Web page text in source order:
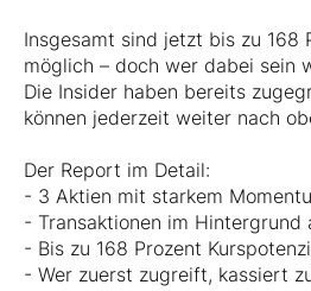
Insgesamt sind jetzt bis zu 168
möglich – doch wer dabei sein
Die Insider haben bereits
können jederzeit weiter nach
Der Report im Detail:
- 3 Aktien mit starkem
- Transaktionen im Hintergrund
- Bis zu 168 Prozent
- Wer zuerst zugreift, kassiert